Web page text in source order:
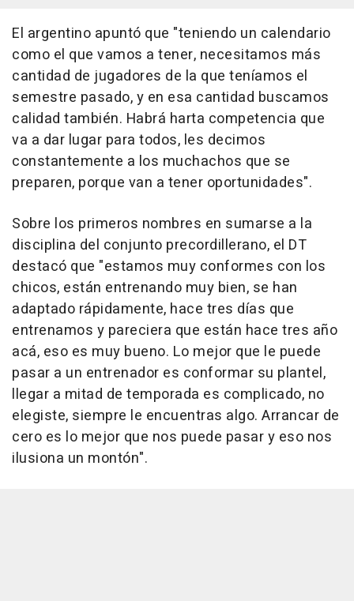
El argentino apuntó que "teniendo un calendario
como el que vamos a tener, necesitamos más
cantidad de jugadores de la que teníamos el
semestre pasado, y en esa cantidad buscamos
calidad también. Habrá harta competencia que
va a dar lugar para todos, les decimos
constantemente a los muchachos que se
preparen, porque van a tener oportunidades".
Sobre los primeros nombres en sumarse a la
disciplina del conjunto precordillerano, el DT
destacó que "estamos muy conformes con los
chicos, están entrenando muy bien, se han
adaptado rápidamente, hace tres días que
entrenamos y pareciera que están hace tres año
acá, eso es muy bueno. Lo mejor que le puede
pasar a un entrenador es conformar su plantel,
llegar a mitad de temporada es complicado, no
elegiste, siempre le encuentras algo. Arrancar de
cero es lo mejor que nos puede pasar y eso nos
ilusiona un montón".